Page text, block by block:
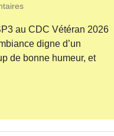
au CDC Vétéran 2026
digne d’un
de bonne humeur, et